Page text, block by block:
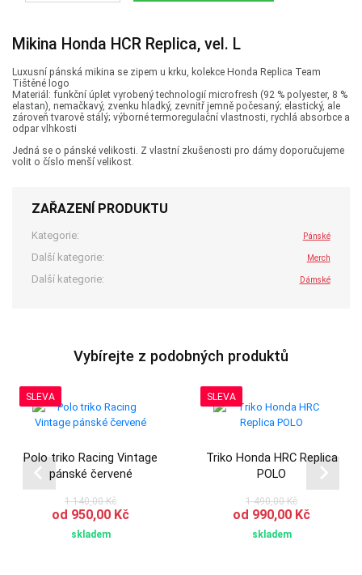
Mikina Honda HCR Replica, vel. L
Luxusní pánská mikina se zipem u krku, kolekce Honda Replica Team
Tištěné logo
Materiál: funkční úplet vyrobený technologií microfresh (92 % polyester, 8 %
elastan), nemačkavý, zvenku hladký, zevnitř jemně počesaný; elastický, ale
zároveň tvarově stálý; výborné termoregulační vlastnosti, rychlá absorbce a
odpar vlhkosti
Jedná se o pánské velikosti. Z vlastní zkušenosti pro dámy doporučujeme
volit o číslo menší velikost.
ZAŘAZENÍ PRODUKTU
Kategorie: Pánské
Další kategorie: Merch
Další kategorie: Dámské
Vybírejte z podobných produktů
SLEVA
Polo triko Racing Vintage
pánské červené
1 140,00 Kč
od 950,00 Kč
skladem
SLEVA
Triko Honda HRC Replica
POLO
1 490,00 Kč
od 990,00 Kč
skladem